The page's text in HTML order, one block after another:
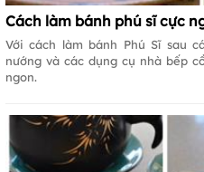
Cách làm bánh phú sĩ cực
Với cách làm bánh Phú Sĩ sau
nướng và các dụng cụ nhà bếp
ngon.